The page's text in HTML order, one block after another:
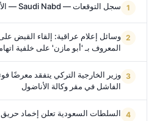
سجل التوقعات — Saudi Nabd — الأسبوع 32 من 2026
وسائل إعلام عراقية: إلقاء القبض
المعروف بـ 'أبو مازن' على خلفية
وزير الخارجية التركي يتفقد معرضًا
الفاشل في مقر وكالة الأناضول
السلطات السعودية تعلن إخماد